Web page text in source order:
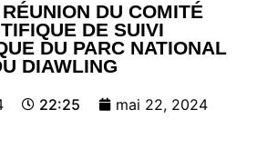
DU COMITÉ
DE SUIVI
DU PARC NATIONAL
DIAWLING
22:25 mai 22, 2024